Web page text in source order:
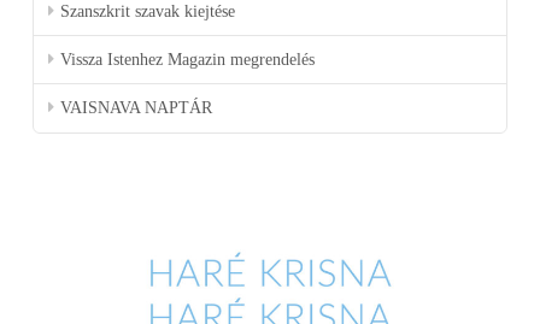
Szanszkrit szavak kiejtése
Vissza Istenhez Magazin megrendelés
VAISNAVA NAPTÁR